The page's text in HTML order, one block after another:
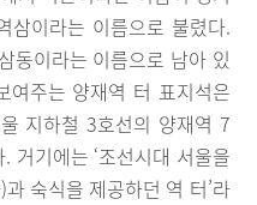
삼이라는 이름으로 불렸다.
동이라는 이름으로 남아 있
여주는 양재역 터 표지석은
지하철 3호선의 양재역 7
거기에는 ‘조선시대 서울을
숙식을 제공하던 역 터’라